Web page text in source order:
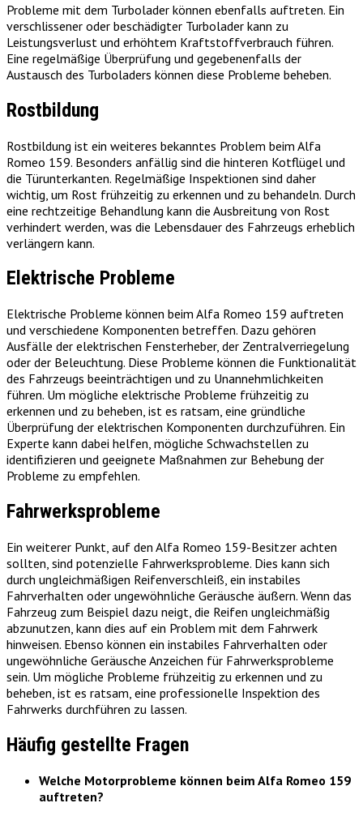
Probleme mit dem Turbolader können ebenfalls auftreten. Ein
verschlissener oder beschädigter Turbolader kann zu
Leistungsverlust und erhöhtem Kraftstoffverbrauch führen.
Eine regelmäßige Überprüfung und gegebenenfalls der
Austausch des Turboladers können diese Probleme beheben.
Rostbildung
Rostbildung ist ein weiteres bekanntes Problem beim Alfa
Romeo 159. Besonders anfällig sind die hinteren Kotflügel und
die Türunterkanten. Regelmäßige Inspektionen sind daher
wichtig, um Rost frühzeitig zu erkennen und zu behandeln. Durch
eine rechtzeitige Behandlung kann die Ausbreitung von Rost
verhindert werden, was die Lebensdauer des Fahrzeugs erheblich
verlängern kann.
Elektrische Probleme
Elektrische Probleme können beim Alfa Romeo 159 auftreten
und verschiedene Komponenten betreffen. Dazu gehören
Ausfälle der elektrischen Fensterheber, der Zentralverriegelung
oder der Beleuchtung. Diese Probleme können die Funktionalität
des Fahrzeugs beeinträchtigen und zu Unannehmlichkeiten
führen. Um mögliche elektrische Probleme frühzeitig zu
erkennen und zu beheben, ist es ratsam, eine gründliche
Überprüfung der elektrischen Komponenten durchzuführen. Ein
Experte kann dabei helfen, mögliche Schwachstellen zu
identifizieren und geeignete Maßnahmen zur Behebung der
Probleme zu empfehlen.
Fahrwerksprobleme
Ein weiterer Punkt, auf den Alfa Romeo 159-Besitzer achten
sollten, sind potenzielle Fahrwerksprobleme. Dies kann sich
durch ungleichmäßigen Reifenverschleiß, ein instabiles
Fahrverhalten oder ungewöhnliche Geräusche äußern. Wenn das
Fahrzeug zum Beispiel dazu neigt, die Reifen ungleichmäßig
abzunutzen, kann dies auf ein Problem mit dem Fahrwerk
hinweisen. Ebenso können ein instabiles Fahrverhalten oder
ungewöhnliche Geräusche Anzeichen für Fahrwerksprobleme
sein. Um mögliche Probleme frühzeitig zu erkennen und zu
beheben, ist es ratsam, eine professionelle Inspektion des
Fahrwerks durchführen zu lassen.
Häufig gestellte Fragen
Welche Motorprobleme können beim Alfa Romeo 159
auftreten?